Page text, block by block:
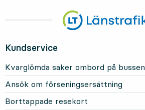
Kundservice
Kvarglömda saker ombord på bussen
Ansök om förseningsersättning
Borttappade resekort